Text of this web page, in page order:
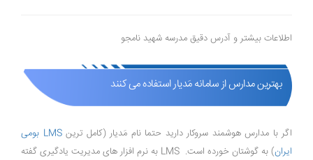
اطلاعات بیشتر و آدرس دقیق مدرسه شهید نامجو
بهترین مدارس از سامانه مَدیار استفاده می کنند
اگر با مدارس هوشمند سروکار دارید حتما نام مَدیار (کامل ترین
LMS بومی
ایران
) به گوشتان خورده است. LMS به نرم افزار های مدیریت یادگیری گفته